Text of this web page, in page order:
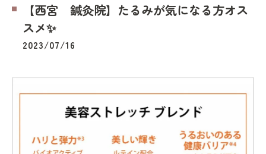
【西宮 鍼灸院】たるみが気になる方オス
スメ✨
2023/07/16